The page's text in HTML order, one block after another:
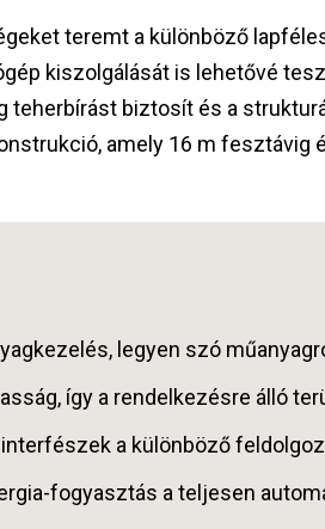
teremt a különböző
kiszolgálását is lehetővé
teherbírást biztosít és a
amely 16 m
legyen szó
így a rendelkezésre álló
a különböző
fogyasztás a teljesen